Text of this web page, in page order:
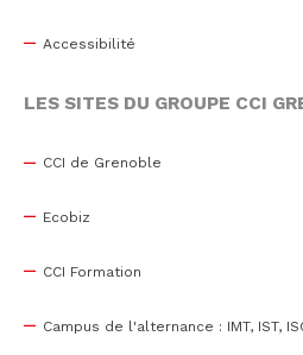
Accessibilité
LES SITES DU GROUPE CCI
CCI de Grenoble
Ecobiz
CCI Formation
Campus de l'alternance : IMT, IST,